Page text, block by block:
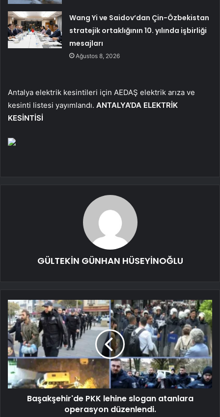
Wang Yi ve Saidov’dan Çin-Özbekistan
stratejik ortaklığının 10. yılında işbirliği
mesajları
Ağustos 8, 2026
Antalya elektrik kesintileri için AEDAŞ elektrik arıza ve
kesinti listesi yayımlandı. ANTALYA’DA ELEKTRİK
KESİNTİSİ
GÜLTEKİN GÜNHAN HÜSEYİNOĞLU
Başakşehir'de PKK lehine slogan atanlara
operasyon düzenlendi.